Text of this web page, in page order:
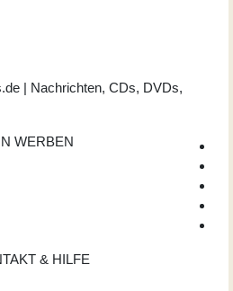
| Nachrichten, CDs, DVDs,
WERBEN
& HILFE